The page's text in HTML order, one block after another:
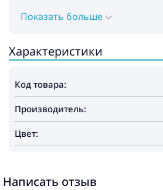
Ar 2 caurumiem katrā 2 pusē
1 x Bīdāmās durvis
2 x sliedes
2 x ritenīši
5 x stiprinājuma skavas
1 x grīdas vadotne
Citas nepieciešamās detaļas
Показать больше
Характеристики
Код товара:
Производитель:
Цвет:
Написать отзыв